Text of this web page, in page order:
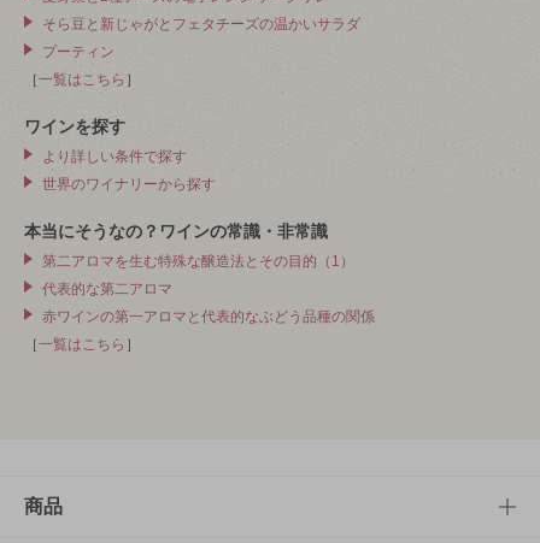
そら豆と新じゃがとフェタチーズの温かいサラダ
プーティン
［一覧はこちら ］
ワインを探す
より詳しい条件で探す
世界のワイナリーから探す
本当にそうなの？ワインの常識・非常識
第二アロマを生む特殊な醸造法とその目的（1）
代表的な第二アロマ
赤ワインの第一アロマと代表的なぶどう品種の関係
［一覧はこちら ］
商品